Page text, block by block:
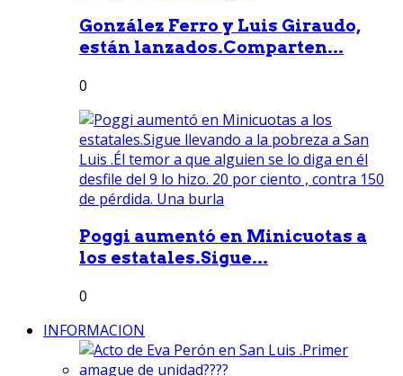
González Ferro y Luis Giraudo,
están lanzados.Comparten...
0
Poggi aumentó en Minicuotas a
los estatales.Sigue...
0
INFORMACION